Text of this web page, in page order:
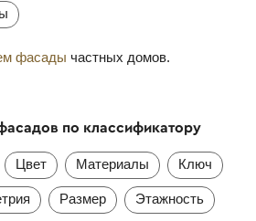
фасады частных домов.
по классификатору
Цвет Материалы Ключ
Размер Этажность